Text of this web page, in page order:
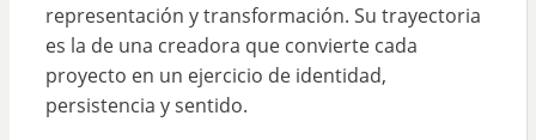
representación y transformación. Su trayectoria
es la de una creadora que convierte cada
proyecto en un ejercicio de identidad,
persistencia y sentido.